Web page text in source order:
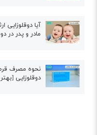
آیا
مادر و پدر در
نحوه مصرف
دوقلوزایی